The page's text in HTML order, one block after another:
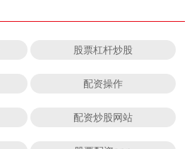
股票杠杆炒股
配资操作
配资炒股网站